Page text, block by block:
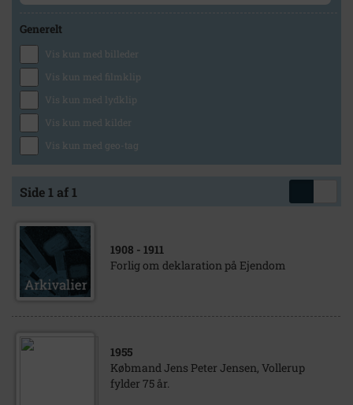
Generelt
Vis kun med billeder
Vis kun med filmklip
Vis kun med lydklip
Vis kun med kilder
Vis kun med geo-tag
Side 1 af 1
1908 - 1911
Forlig om deklaration på Ejendom
1955
Købmand Jens Peter Jensen, Vollerup
fylder 75 år.